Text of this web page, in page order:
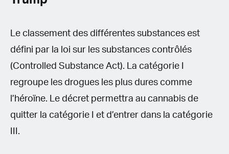
Le classement des différentes substances est
défini par la loi sur les substances contrôlés
(Controlled Substance Act). La catégorie I
regroupe les drogues les plus dures comme
l’héroïne. Le décret permettra au cannabis de
quitter la catégorie I et d’entrer dans la catégorie
III.